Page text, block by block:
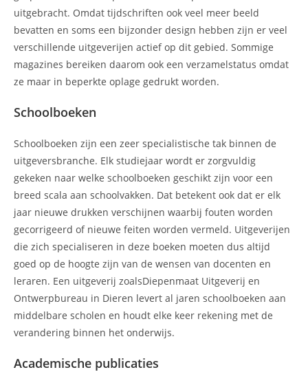
uitgebracht. Omdat tijdschriften ook veel meer beeld
bevatten en soms een bijzonder design hebben zijn er veel
verschillende uitgeverijen actief op dit gebied. Sommige
magazines bereiken daarom ook een verzamelstatus omdat
ze maar in beperkte oplage gedrukt worden.
Schoolboeken
Schoolboeken zijn een zeer specialistische tak binnen de
uitgeversbranche. Elk studiejaar wordt er zorgvuldig
gekeken naar welke schoolboeken geschikt zijn voor een
breed scala aan schoolvakken. Dat betekent ook dat er elk
jaar nieuwe drukken verschijnen waarbij fouten worden
gecorrigeerd of nieuwe feiten worden vermeld. Uitgeverijen
die zich specialiseren in deze boeken moeten dus altijd
goed op de hoogte zijn van de wensen van docenten en
leraren. Een uitgeverij zoalsDiepenmaat Uitgeverij en
Ontwerpbureau in Dieren levert al jaren schoolboeken aan
middelbare scholen en houdt elke keer rekening met de
verandering binnen het onderwijs.
Academische publicaties